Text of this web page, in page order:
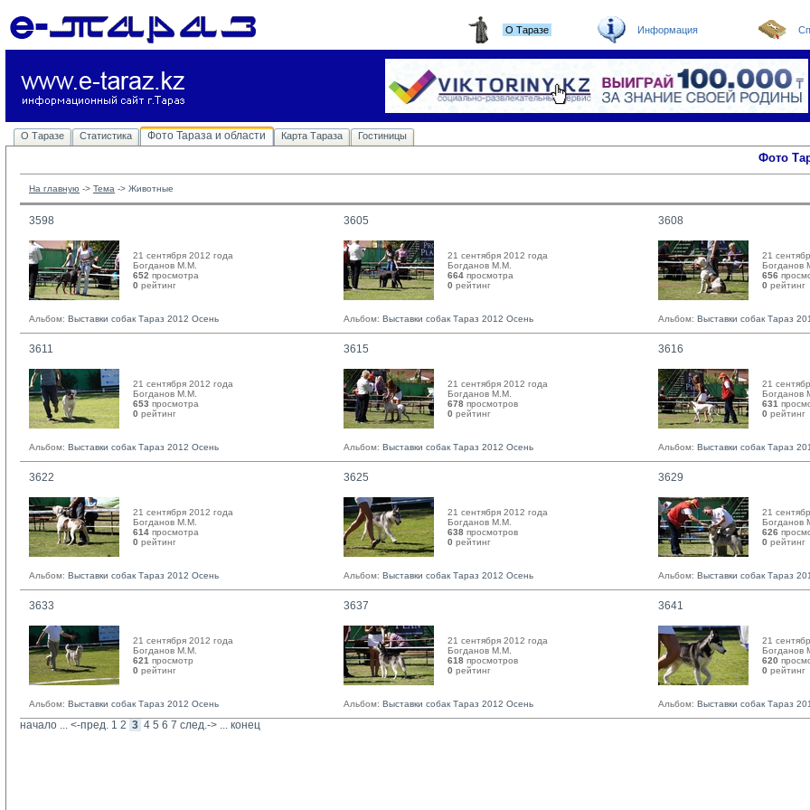
О Таразе Информация
О Таразе Статистика Фото Тараза и области Карта Тараза Гостиницы
Фото
На главную -> Тема -> Животные
3598
21 сентября 2012 года
Богданов М.М.
652 просмотра
0 рейтинг
Альбом: Выставки собак Тараз 2012 Осень
3605
21 сентября 2012 года
Богданов М.М.
664 просмотра
0 рейтинг
Альбом: Выставки собак Тараз 2012 Осень
3608
21
Богданов
656
0 рейтинг
Альбом: Выставки собак Тараз
3611
21 сентября 2012 года
Богданов М.М.
653 просмотра
0 рейтинг
Альбом: Выставки собак Тараз 2012 Осень
3615
21 сентября 2012 года
Богданов М.М.
678 просмотров
0 рейтинг
Альбом: Выставки собак Тараз 2012 Осень
3616
21
Богданов
631
0 рейтинг
Альбом: Выставки собак Тараз
3622
21 сентября 2012 года
Богданов М.М.
614 просмотра
0 рейтинг
Альбом: Выставки собак Тараз 2012 Осень
3625
21 сентября 2012 года
Богданов М.М.
638 просмотров
0 рейтинг
Альбом: Выставки собак Тараз 2012 Осень
3629
21
Богданов
626
0 рейтинг
Альбом: Выставки собак Тараз
3633
21 сентября 2012 года
Богданов М.М.
621 просмотр
0 рейтинг
Альбом: Выставки собак Тараз 2012 Осень
3637
21 сентября 2012 года
Богданов М.М.
618 просмотров
0 рейтинг
Альбом: Выставки собак Тараз 2012 Осень
3641
21
Богданов
620
0 рейтинг
Альбом: Выставки собак Тараз
начало ... <-пред. 1 2 3 4 5 6 7 след.-> ... конец